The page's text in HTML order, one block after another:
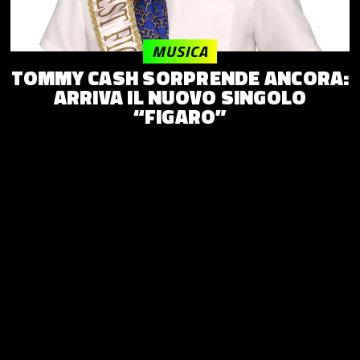
TOMMY CASH SORPRENDE ANCORA:
ARRIVA IL NUOVO SINGOLO
“FIGARO”
MUSICA